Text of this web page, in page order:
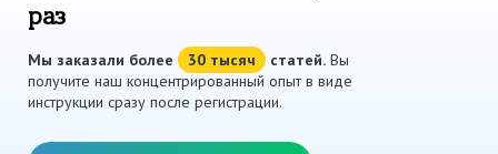
раз
Мы заказали более 30 тысяч статей. Вы
получите наш концентрированный опыт в виде
инструкции сразу после регистрации.